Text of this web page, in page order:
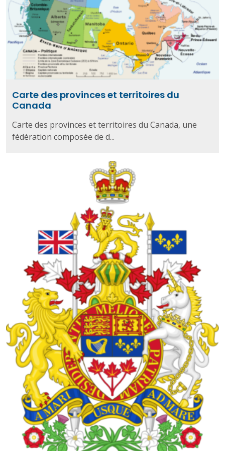
Carte des provinces et territoires du
Canada
Carte des provinces et territoires du Canada, une
fédération composée de d...